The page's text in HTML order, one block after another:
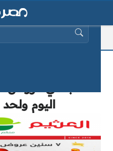
اليوم
البحث عن: